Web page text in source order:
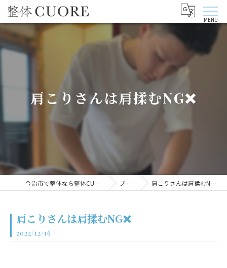
肩こりさんは肩揉むNG❌
今治市で整体なら整体CUORE ブログ 肩こりさんは肩揉むNG❌
肩こりさんは肩揉むNG❌
2022/12/16